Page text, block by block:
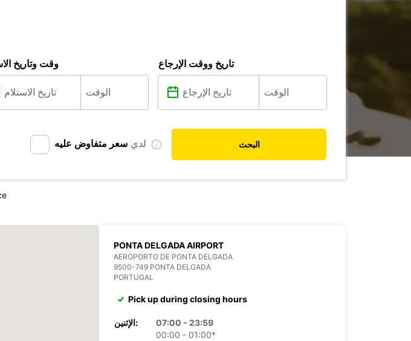
وقت وتاريخ تاريخ ووقت الإرجاع
لدي سعر متفاوض عليه البحث
PONTA DELGADA AIRPORT
AEROPORTO DE PONTA DELGADA
9500-749 PONTA DELGADA
PORTUGAL
Pick up during closing hours
الإثنين:
07:00 - 23:59
00:00 - 01:00*